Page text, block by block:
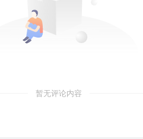
暂无评论内容